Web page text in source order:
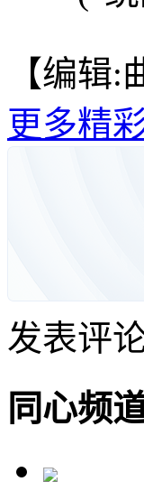
【编辑:
更多精
发表评
同心频